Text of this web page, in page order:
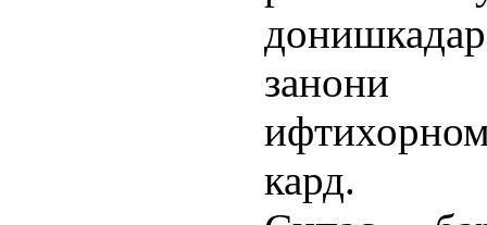
занони
кард.